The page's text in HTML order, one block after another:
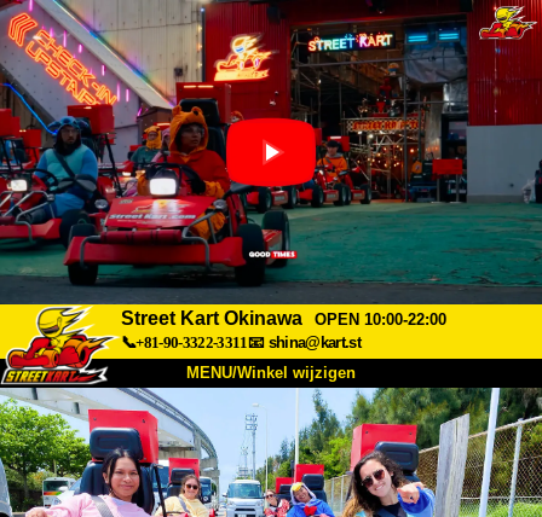
Street Kart Okinawa
OPEN 10:00-22:00
📞+81-90-3322-3311📧 shina@kart.st
MENU/Winkel wijzigen
TOP
Over Specificaties Prijzen
Toegang Ervaringen FAQ